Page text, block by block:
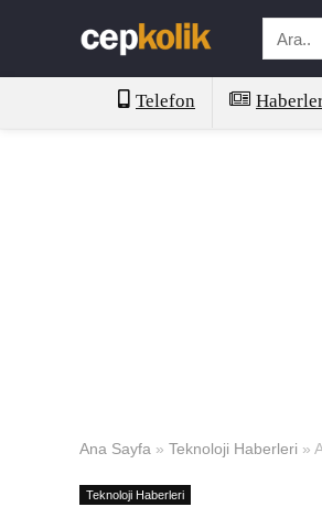
Telefon
Ana Sayfa » Teknoloji Haberleri »
Teknoloji Haberleri